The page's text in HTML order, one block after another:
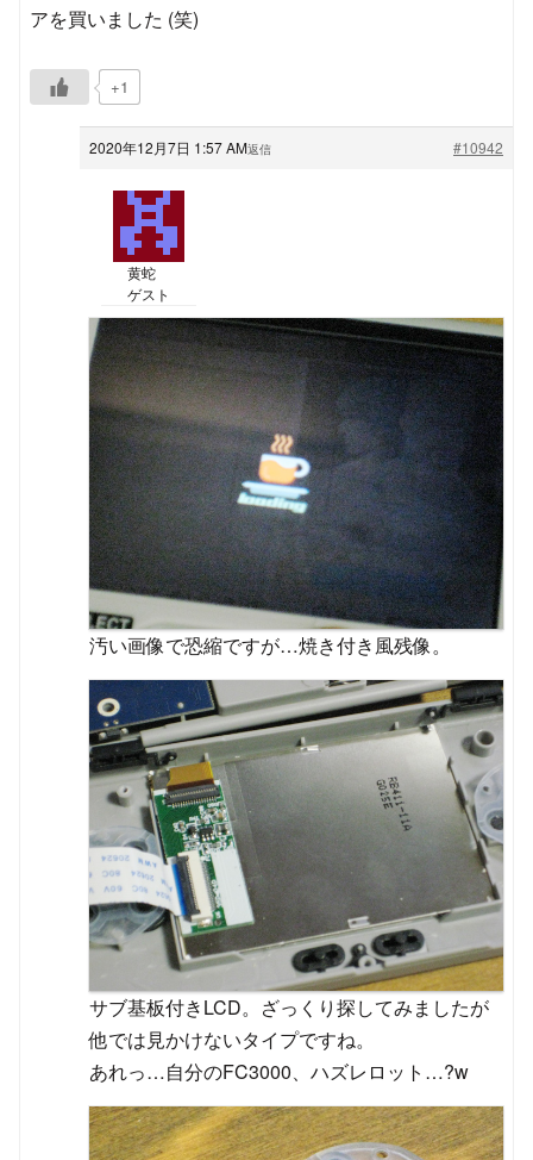
アを買いました (笑)
+1
2020年12月7日 1:57 AM #10942
返信
黄蛇
ゲスト
汚い画像で恐縮ですが…焼き付き風残像。
サブ基板付きLCD。ざっくり探してみましたが
他では見かけないタイプですね。
あれっ…自分のFC3000、ハズレロット…?w